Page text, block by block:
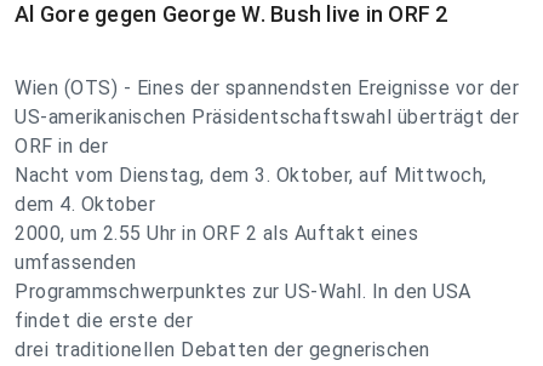
Al Gore gegen George W. Bush live in ORF 2
Wien (OTS) - Eines der spannendsten Ereignisse vor der
US-amerikanischen Präsidentschaftswahl überträgt der
ORF in der
Nacht vom Dienstag, dem 3. Oktober, auf Mittwoch,
dem 4. Oktober
2000, um 2.55 Uhr in ORF 2 als Auftakt eines
umfassenden
Programmschwerpunktes zur US-Wahl. In den USA
findet die erste der
drei traditionellen Debatten der gegnerischen